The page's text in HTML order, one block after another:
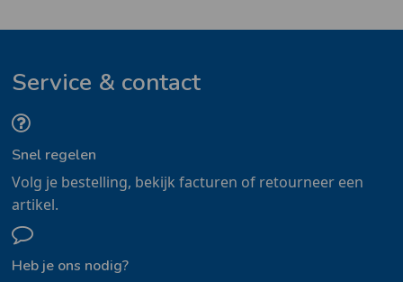
Service & contact
Snel regelen
Volg je bestelling, bekijk facturen of retourneer een
artikel.
Heb je ons nodig?